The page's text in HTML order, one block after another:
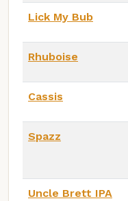
Lick My Bub
Rhuboise
Cassis
Spazz
Uncle Brett IPA